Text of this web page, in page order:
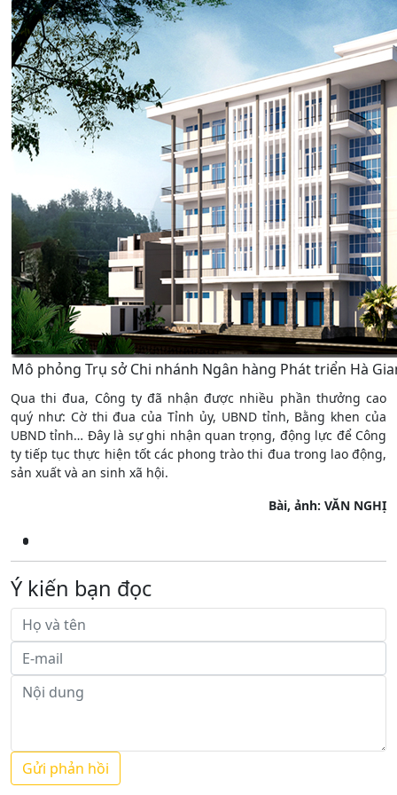
Mô phỏng Trụ sở Chi nhánh Ngân hàng Phát triển Hà
Qua thi đua, Công ty đã nhận được nhiều phần thưởng cao
quý như: Cờ thi đua của Tỉnh ủy, UBND tỉnh, Bằng khen của
UBND tỉnh… Đây là sự ghi nhận quan trọng, động lực để Công
ty tiếp tục thực hiện tốt các phong trào thi đua trong lao động,
sản xuất và an sinh xã hội.
Bài, ảnh: VĂN NGHỊ
Ý kiến bạn đọc